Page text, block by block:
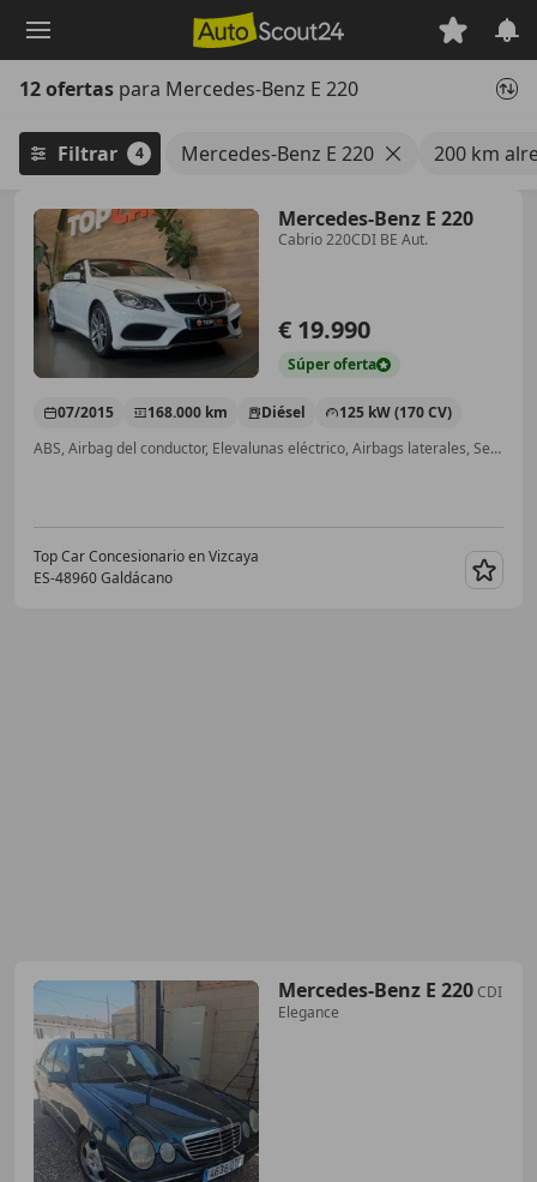
principal
12 ofertas para Mercedes-Benz E 220
Filtrar 4 Mercedes-Benz E 220 200 km
Mercedes-Benz E 220
Cabrio 220CDI BE Aut.
€ 19.990
Súperoferta
07/2015 168.000 km Diésel
125 kW (170 CV)
ABS, Airbag del conductor, Elevalunas eléctrico, Airbags laterales, Sensor de lluvia, Volante multifunción, Isofix, Bluetooth
Top Car Concesionario en Vizcaya
ES-48960 Galdácano
Mercedes-Benz E 220CDI
Elegance